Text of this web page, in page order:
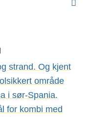
strand. Og kjent
område
i sør-Spania.
for kombi med